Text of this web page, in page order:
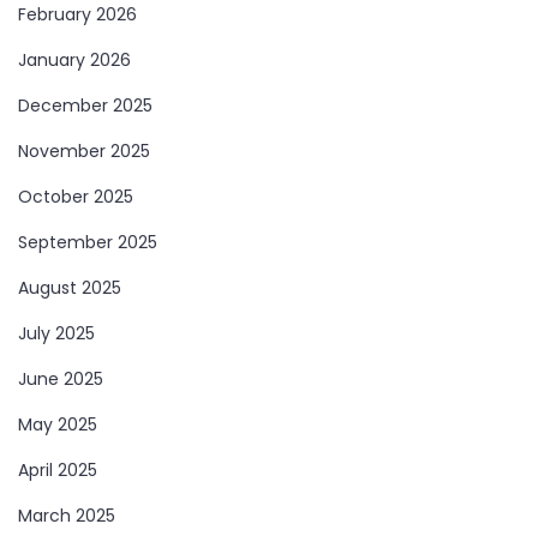
February 2026
January 2026
December 2025
November 2025
October 2025
September 2025
August 2025
July 2025
June 2025
May 2025
April 2025
March 2025